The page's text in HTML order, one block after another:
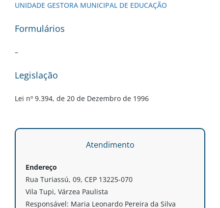
UNIDADE GESTORA MUNICIPAL DE EDUCAÇÃO
Formulários
–
Legislação
Lei nº 9.394, de 20 de Dezembro de 1996
Atendimento
Endereço
Rua Turiassú, 09, CEP 13225-070
Vila Tupi, Várzea Paulista
Responsável: Maria Leonardo Pereira da Silva